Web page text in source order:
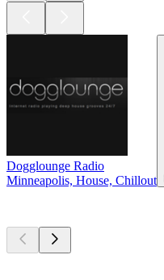
Dogglounge Radio
Minneapolis, House, Chillout